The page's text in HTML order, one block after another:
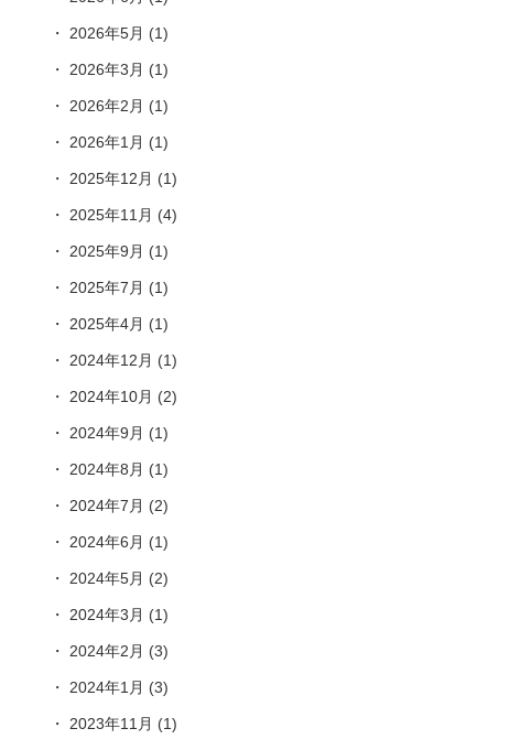
2026年5月 (1)
2026年3月 (1)
2026年2月 (1)
2026年1月 (1)
2025年12月 (1)
2025年11月 (4)
2025年9月 (1)
2025年7月 (1)
2025年4月 (1)
2024年12月 (1)
2024年10月 (2)
2024年9月 (1)
2024年8月 (1)
2024年7月 (2)
2024年6月 (1)
2024年5月 (2)
2024年3月 (1)
2024年2月 (3)
2024年1月 (3)
2023年11月 (1)